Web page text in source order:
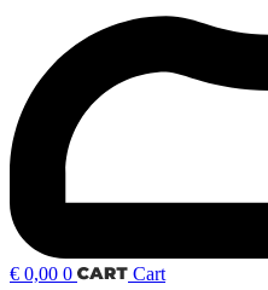
€ 0,00 0 Cart